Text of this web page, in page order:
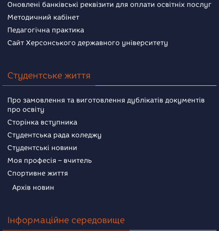
Оновлені банківські реквізити для оплати освітніх послуг
Методичний кабінет
Педагогічна практика
Сайт Херсонського державного університету
Студентське життя
Про замовлення та виготовлення дублікатів документів
про освіту
Сторінка вступника
Студентська рада коледжу
Студентські новини
Моя професія – вчитель
Спортивне життя
Архів новин
Інформаційне середовище